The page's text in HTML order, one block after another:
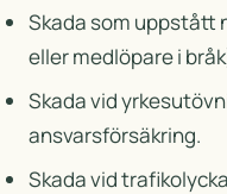
Skada som uppstått
eller medlöpare i
Skada vid
ansvarsförsäkring.
Skada vid